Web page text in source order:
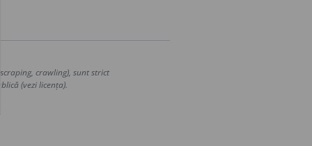
crawling), sunt strict
(vezi licența).